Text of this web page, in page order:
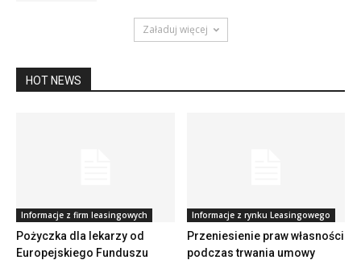
Załaduj więcej
HOT NEWS
Informacje z firm leasingowych
Pożyczka dla lekarzy od
Europejskiego Funduszu
Informacje z rynku Leasingowego
Przeniesienie praw własności
podczas trwania umowy